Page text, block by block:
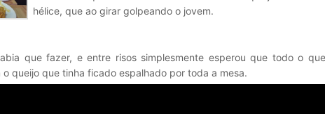
hélice, que ao girar golpeando o jovem.
que fazer, e entre risos simplesmente esperou que todo o
queijo que tinha ficado espalhado por toda a mesa.